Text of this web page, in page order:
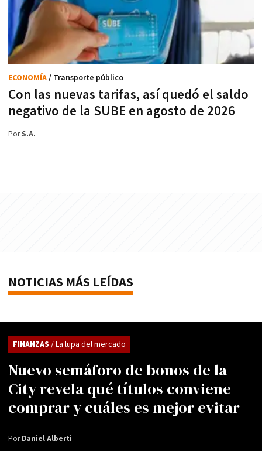
Con las nuevas tarifas, así quedó el saldo
negativo de la SUBE en agosto de 2026
ECONOMÍA/ Transporte público
PorS.A.
NOTICIAS MÁS LEÍDAS
Nuevo semáforo de bonos de la
City revela qué títulos conviene
comprar y cuáles es mejor evitar
FINANZAS / La lupa del mercado
PorDaniel Alberti